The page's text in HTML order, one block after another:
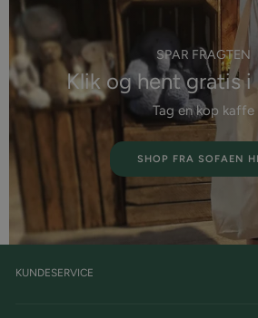
SPAR FRAGTEN
Klik og hent gratis
Tag en kop kaffe
SHOP FRA SOFAEN
KUNDESERVICE